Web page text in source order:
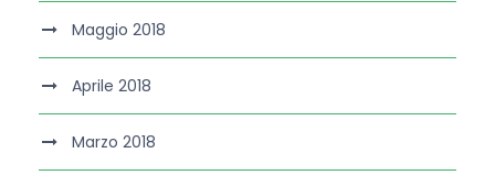
Maggio 2018
Aprile 2018
Marzo 2018